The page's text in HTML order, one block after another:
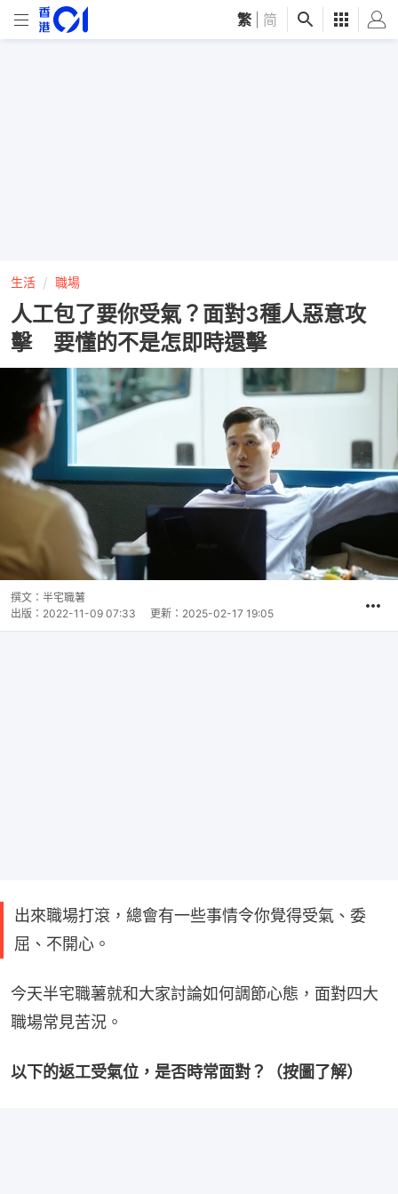
繁 简
生活 職場
人工包了要你受氣？面對3種人惡意攻
擊 要懂的不是怎即時還擊
撰文： 半宅職薯
出版： 2022-11-09 07:33 更新： 2025-02-17 19:05
出來職場打滾，總會有一些事情令你覺得受氣、委
屈、不開心。
今天半宅職薯就和大家討論如何調節心態，面對四大
職場常見苦況。
以下的返工受氣位，是否時常面對？（按圖了解）